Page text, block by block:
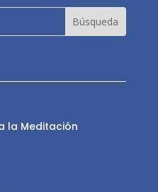
la Meditación